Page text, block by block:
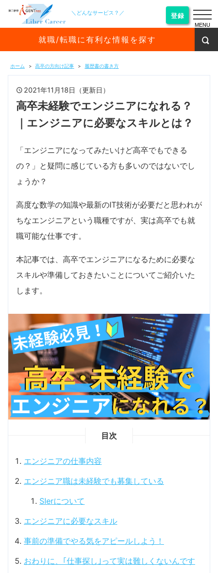
＼どんなサービス？／ 登録
就職/転職に有利な情報を探す
ホーム 高卒の方向け記事 履歴書の書き方
2021年11月18日（更新日）
高卒未経験でエンジニアになれる？
｜エンジニアに必要なスキルとは？
「エンジニアになってみたいけど高卒でもできる
の？」と疑問に感じている方も多いのではないでし
ょうか？
高度な数学の知識や最新のIT技術が必要だと思われが
ちなエンジニアという職種ですが、実は高卒でも就
職可能な仕事です。
本記事では、高卒でエンジニアになるために必要な
スキルや準備しておきたいことについてご紹介いた
します。
目次
エンジニアの仕事内容
エンジニア職は未経験でも募集している
SIerについて
エンジニアに必要なスキル
事前の準備でやる気をアピールしよう！
おわりに、｢仕事探し｣って実は難しくないんです
MENU